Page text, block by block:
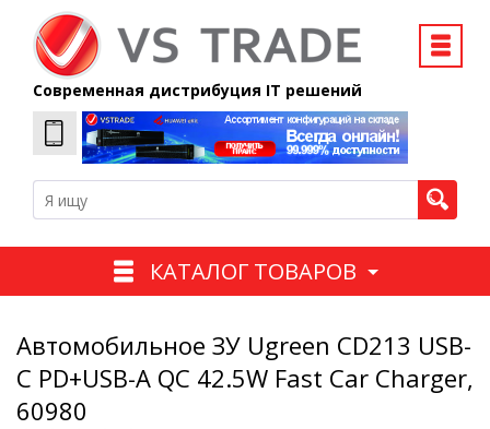
Современная дистрибуция IT решений
КАТАЛОГ ТОВАРОВ
Автомобильное ЗУ Ugreen CD213 USB-
C PD+USB-A QC 42.5W Fast Car Charger,
60980